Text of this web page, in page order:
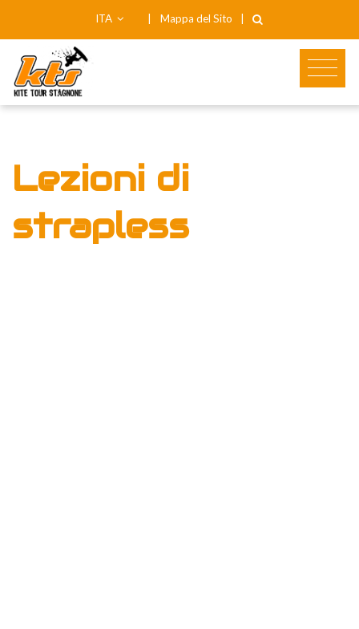
ITA Mappa del Sito
Lezioni di
strapless